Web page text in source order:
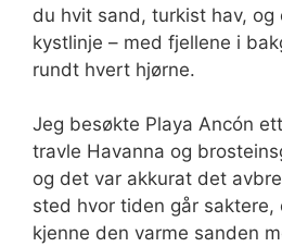
du hvit sand, turkist hav, og
kystlinje – med fjellene i
rundt hvert hjørne.
Jeg besøkte Playa Ancón
travle Havanna og
og det var akkurat det
sted hvor tiden går saktere,
kjenne den varme sanden